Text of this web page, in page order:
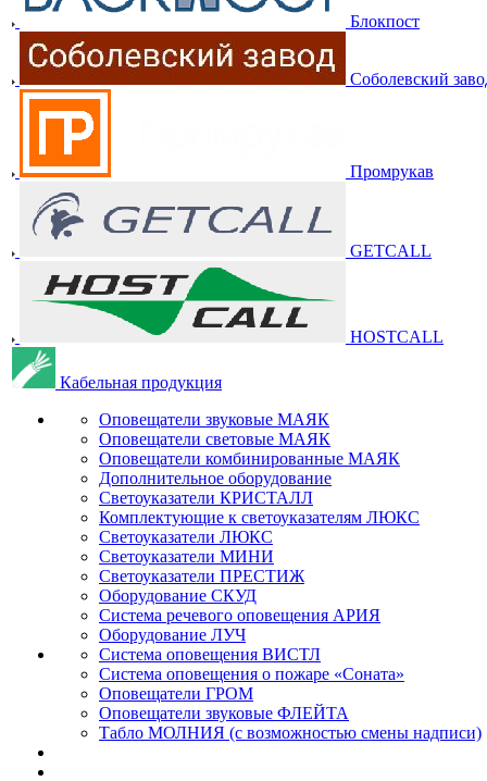
Блокпост
Соболевский
Промрукав
GETCALL
HOSTCALL
Кабельная продукция
Оповещатели звуковые МАЯК
Оповещатели световые МАЯК
Оповещатели комбинированные МАЯК
Дополнительное оборудование
Светоуказатели КРИСТАЛЛ
Комплектующие к светоуказателям ЛЮКС
Светоуказатели ЛЮКС
Светоуказатели МИНИ
Светоуказатели ПРЕСТИЖ
Оборудование СКУД
Система речевого оповещения АРИЯ
Оборудование ЛУЧ
Система оповещения ВИСТЛ
Система оповещения о пожаре «Соната»
Оповещатели ГРОМ
Оповещатели звуковые ФЛЕЙТА
Табло МОЛНИЯ (с возможностью смены надписи)